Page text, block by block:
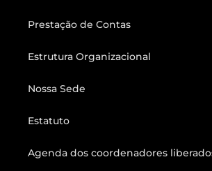
Prestação de Contas
Estrutura Organizacional
Nossa Sede
Estatuto
Agenda dos coordenadores